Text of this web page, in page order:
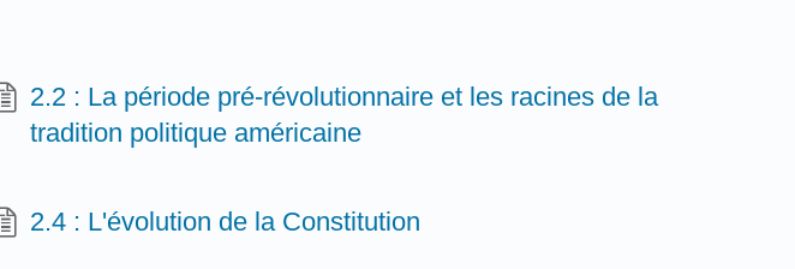
2.2 : La période pré-révolutionnaire et les racines de la
tradition politique américaine
2.4 : L'évolution de la Constitution